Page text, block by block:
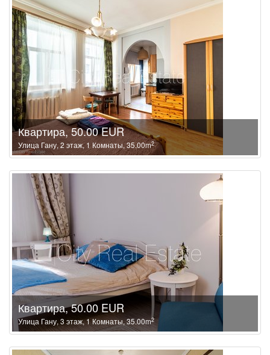
Квартира, 50.00 EUR
Улица Гану, 2 этаж, 1 Комнаты, 35.00m2
Квартира, 50.00 EUR
Улица Гану, 3 этаж, 1 Комнаты, 35.00m2